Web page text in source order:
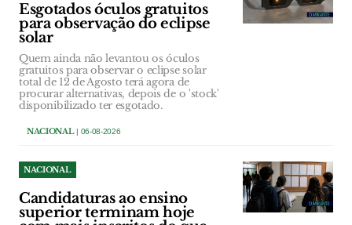
Esgotados óculos gratuitos
para observação do eclipse
solar
Quem ainda não levantou os óculos
gratuitos para observar o eclipse solar
total de 12 de Agosto terá agora de
procurar alternativas, depois de o 'stock'
disponibilizado ter esgotado.
NACIONAL| 06-08-2026
NACIONAL
Candidaturas ao ensino
superior terminam hoje